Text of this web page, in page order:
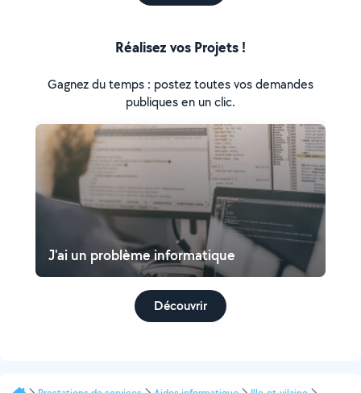
Réalisez vos Projets !
Gagnez du temps : postez toutes vos demandes
publiques en un clic.
J'ai un problème informatique
Découvrir